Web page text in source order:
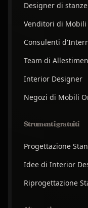
Designer di
Venditori di Mobili
Consulenti
Team di
Interior Designer
Negozi di Mobili
Strumenti gratuiti
Progettazione
Idee di Interior
Riprogettazione